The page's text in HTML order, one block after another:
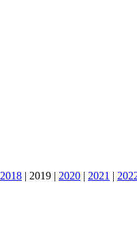
2018 | 2019 | 2020 | 2021 |